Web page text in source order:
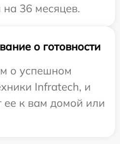
36 месяцев.
о готовности
о успешном
Infratech, и
ее к вам домой или